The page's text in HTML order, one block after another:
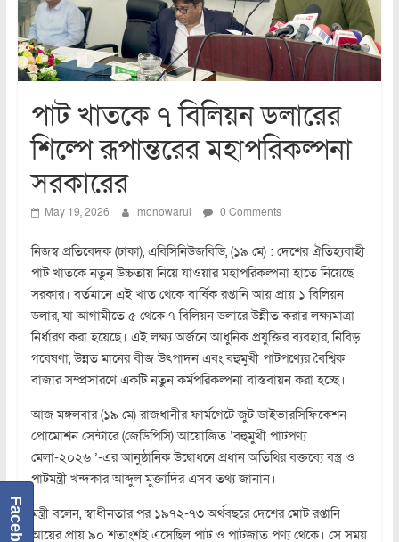
পাট খাতকে ৭ বিলিয়ন ডলারের
শিল্পে রূপান্তরের মহাপরিকল্পনা
সরকারের
May 19, 2026 monowarul 0 Comments
নিজস্ব প্রতিবেদক (ঢাকা), এবিসিনিউজবিডি, (১৯ মে) : দেশের ঐতিহ্যবাহী
পাট খাতকে নতুন উচ্চতায় নিয়ে যাওয়ার মহাপরিকল্পনা হাতে নিয়েছে
সরকার। বর্তমানে এই খাত থেকে বার্ষিক রপ্তানি আয় প্রায় ১ বিলিয়ন
ডলার, যা আগামীতে ৫ থেকে ৭ বিলিয়ন ডলারে উন্নীত করার লক্ষ্যমাত্রা
নির্ধারণ করা হয়েছে। এই লক্ষ্য অর্জনে আধুনিক প্রযুক্তির ব্যবহার, নিবিড়
গবেষণা, উন্নত মানের বীজ উৎপাদন এবং বহুমুখী পাটপণ্যের বৈশ্বিক
বাজার সম্প্রসারণে একটি নতুন কর্মপরিকল্পনা বাস্তবায়ন করা হচ্ছে।
আজ মঙ্গলবার (১৯ মে) রাজধানীর ফার্মগেটে জুট ডাইভারসিফিকেশন
প্রোমোশন সেন্টারে (জেডিপিসি) আয়োজিত ‘বহুমুখী পাটপণ্য
মেলা-২০২৬ ’-এর আনুষ্ঠানিক উদ্বোধনে প্রধান অতিথির বক্তব্যে বস্ত্র ও
পাটমন্ত্রী খন্দকার আব্দুল মুক্তাদির এসব তথ্য জানান।
মন্ত্রী বলেন, স্বাধীনতার পর ১৯৭২-৭৩ অর্থবছরে দেশের মোট রপ্তানি
আয়ের প্রায় ৯০ শতাংশই এসেছিল পাট ও পাটজাত পণ্য থেকে। সে সময়